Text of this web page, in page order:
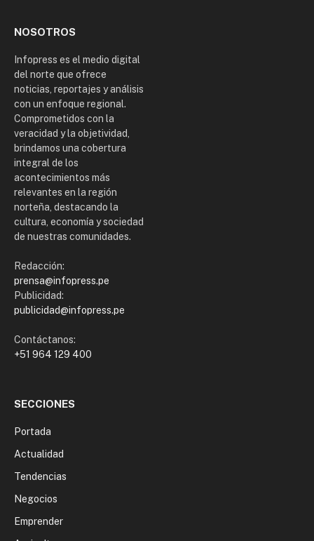
NOSOTROS
Infopress es el medio digital
del norte que ofrece
noticias, reportajes y análisis
con un enfoque regional.
Comprometidos con la
veracidad y la objetividad,
brindamos una cobertura
integral de los
acontecimientos más
relevantes en la región
norteña, destacando la
cultura, economía y sociedad
de nuestras comunidades.
Redacción:
prensa@infopress.pe
Publicidad:
publicidad@infopress.pe
Contáctanos:
+51 964 129 400
SECCIONES
Portada
Actualidad
Tendencias
Negocios
Emprender